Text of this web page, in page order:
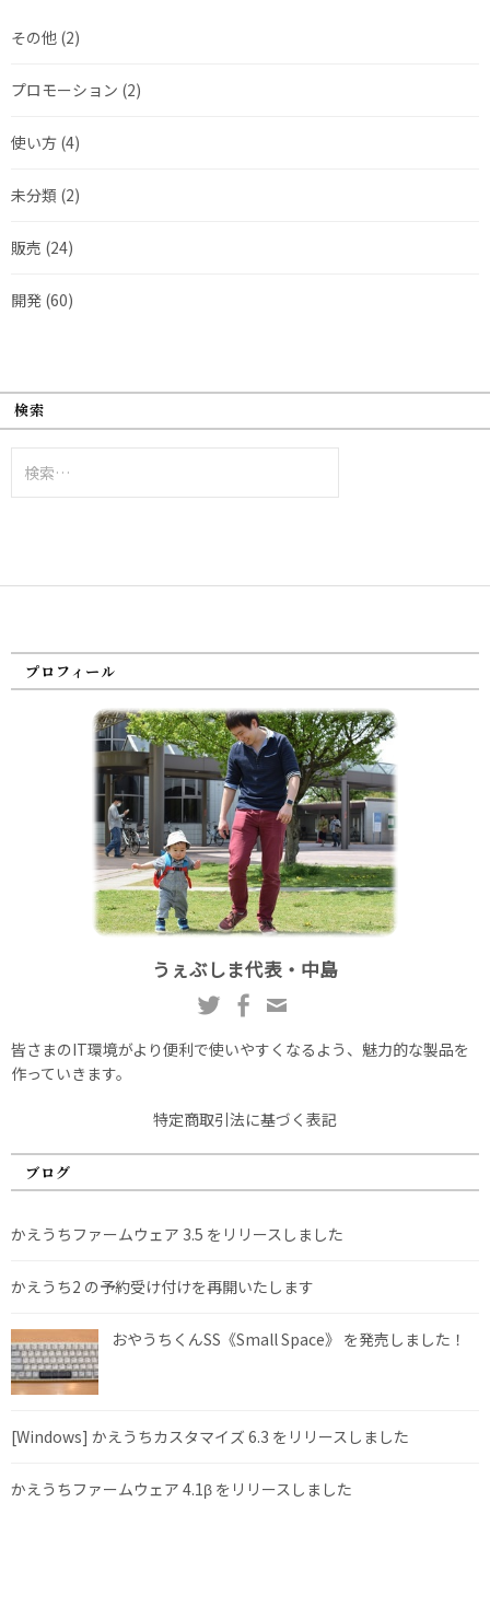
その他 (2)
プロモーション (2)
使い方 (4)
未分類 (2)
販売 (24)
開発 (60)
検索
索:
プロフィール
うぇぶしま代表・中島
皆さまのIT環境がより便利で使いやすくなるよう、魅力的な製品を
作っていきます。
特定商取引法に基づく表記
ブログ
かえうちファームウェア 3.5 をリリースしました
かえうち2 の予約受け付けを再開いたします
おやうちくんSS《Small Space》 を発売しました！
[Windows] かえうちカスタマイズ 6.3 をリリースしました
かえうちファームウェア 4.1β をリリースしました